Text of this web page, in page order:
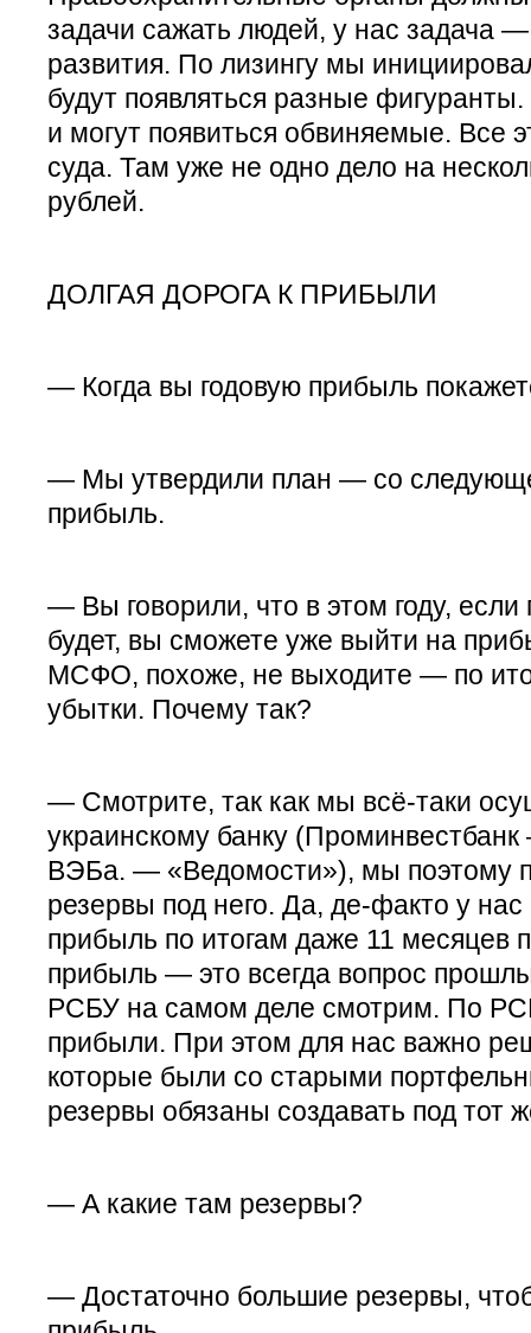
задачи сажать людей, у нас задача —
развития. По лизингу мы
будут появляться разные
и могут появиться обвиняемые. Все
суда. Там уже не одно дело на
рублей.
ДОЛГАЯ ДОРОГА К ПРИБЫЛИ
— Когда вы годовую прибыль
— Мы утвердили план — со
прибыль.
— Вы говорили, что в этом году, если
будет, вы сможете уже выйти на
МСФО, похоже, не выходите — по
убытки. Почему так?
— Смотрите, так как мы всё-таки
украинскому банку
ВЭБа. — «Ведомости»), мы поэтому
резервы под него. Да, де-факто у
прибыль по итогам даже 11
прибыль — это всегда вопрос
РСБУ на самом деле смотрим. По
прибыли. При этом для нас важно
которые были со старыми
резервы обязаны создавать под тот
— А какие там резервы?
— Достаточно большие резервы,